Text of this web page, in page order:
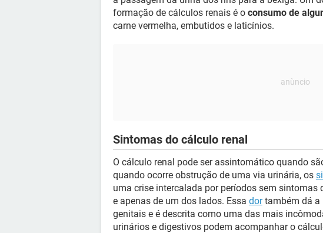
formação de cálculos renais é o consumo de
carne vermelha, embutidos e laticínios.
Sintomas do cálculo renal
O cálculo renal pode ser assintomático quando
quando ocorre obstrução de uma via urinária, os
uma crise intercalada por períodos sem sintomas
e apenas de um dos lados. Essa dortambém dá a
genitais e é descrita como uma das mais
urinários e digestivos podem acompanhar o